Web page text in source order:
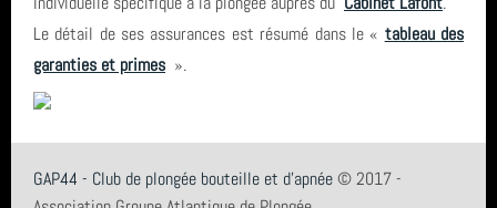
Le détail de ses assurances est résumé dans le « tableau des
garanties et primes ».
GAP44 - Club de plongée bouteille et d'apnée© 2017 -